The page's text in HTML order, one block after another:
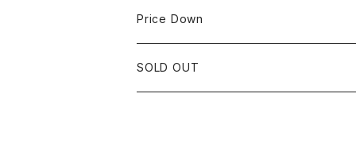
35mm~39.9mm
40mm~
HIRSCHベルト
SSブレスレット
Price Down
SOLD OUT